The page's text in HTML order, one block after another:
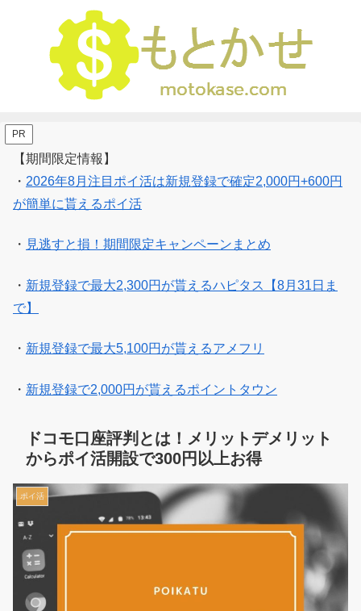
PR
【期間限定情報】
・ 2026年8月注目ポイ活は新規登録で確定2,000円+600円
が簡単に貰えるポイ活
・ 見逃すと損！期間限定キャンペーンまとめ
・ 新規登録で最大2,300円が貰えるハピタス【8月31日ま
で】
・ 新規登録で最大5,100円が貰えるアメフリ
・ 新規登録で2,000円が貰えるポイントタウン
ドコモ口座評判とは！メリットデメリット
からポイ活開設で300円以上お得
ポイ活